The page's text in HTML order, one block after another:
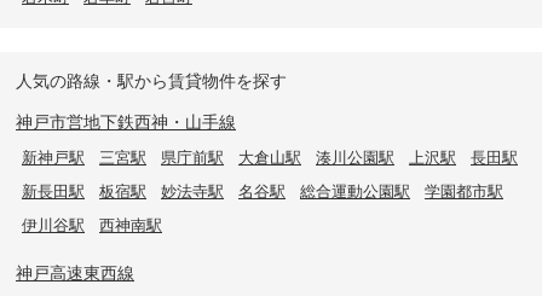
人気の路線・駅から賃貸物件を探す
神戸市営地下鉄西神・山手線
新神戸駅 三宮駅 県庁前駅 大倉山駅 湊川公園駅 上沢駅
長田駅
新長田駅
板宿駅 妙法寺駅 名谷駅 総合運動公園駅
学園都市駅
伊川谷駅
西神南駅
神戸高速東西線